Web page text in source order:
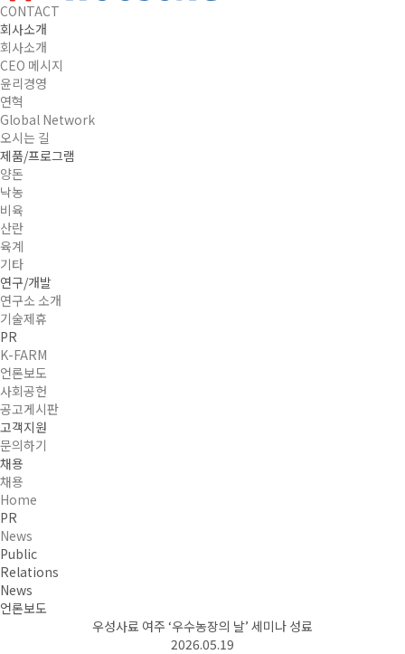
CONTACT
회사소개
회사소개
CEO 메시지
윤리경영
연혁
Global Network
오시는 길
제품/프로그램
양돈
낙농
비육
산란
육계
기타
연구/개발
연구소 소개
기술제휴
PR
K-FARM
언론보도
사회공헌
공고게시판
고객지원
문의하기
채용
채용
Home
PR
News
Public
Relations
News
언론보도
우성사료 여주 ‘우수농장의 날’ 세미나 성료
2026.05.19